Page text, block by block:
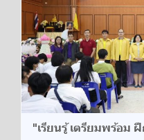
"เรียนรู้ เตรียมพร้อม